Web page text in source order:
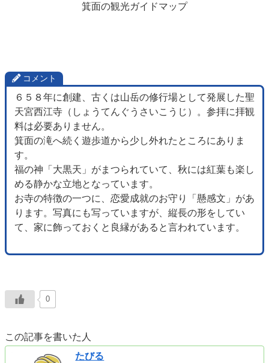
箕面の観光ガイドマップ
コメント
６５８年に創建、古くは山岳の修行場として発展した聖
天宮西江寺（しょうてんぐうさいこうじ）。参拝に拝観
料は必要ありません。
箕面の滝へ続く遊歩道から少し外れたところにありま
す。
福の神「大黒天」がまつられていて、秋には紅葉も楽し
める静かな立地となっています。
お寺の特徴の一つに、恋愛成就のお守り「懸感文」があ
ります。写真にも写っていますが、縦長の形をしてい
て、家に飾っておくと良縁があると言われています。
0
この記事を書いた人
たびる